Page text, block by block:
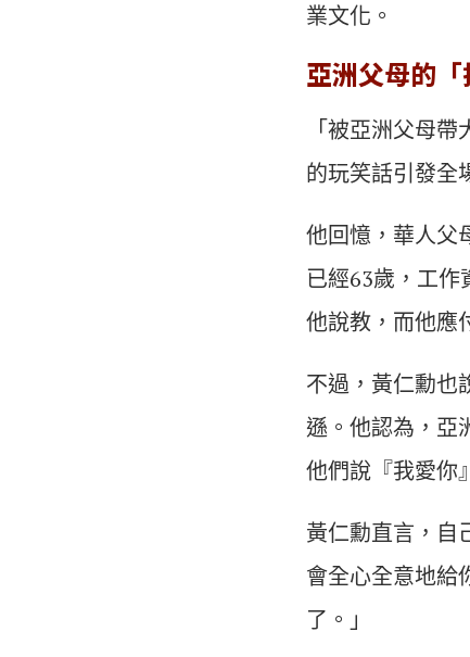
業文化。
亞洲父母的
「被亞洲父母
的玩笑話引發全
他回憶，華人父
已經63歲，工作
他說教，而他應
不過，黃仁勳也
遜。他認為，亞
他們說『我愛你
黃仁勳直言，自
會全心全意地給
了。」